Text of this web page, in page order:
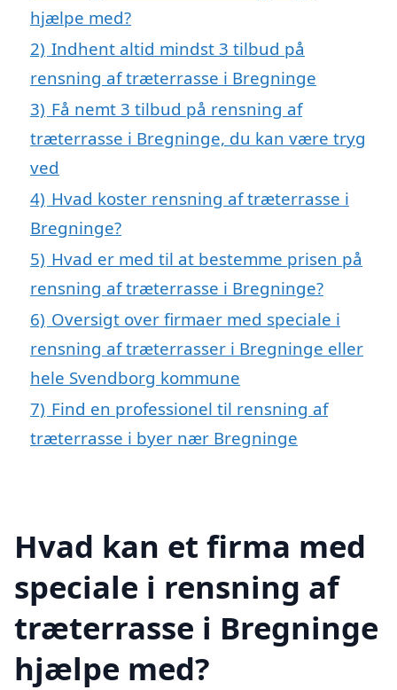
hjælpe med?
2) Indhent altid mindst 3 tilbud på
rensning af træterrasse i Bregninge
3) Få nemt 3 tilbud på rensning af
træterrasse i Bregninge, du kan være tryg
ved
4) Hvad koster rensning af træterrasse i
Bregninge?
5) Hvad er med til at bestemme prisen på
rensning af træterrasse i Bregninge?
6) Oversigt over firmaer med speciale i
rensning af træterrasser i Bregninge eller
hele Svendborg kommune
7) Find en professionel til rensning af
træterrasse i byer nær Bregninge
Hvad kan et firma med
speciale i rensning af
træterrasse i Bregninge
hjælpe med?